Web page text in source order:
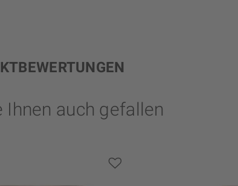
Ihnen auch gefallen